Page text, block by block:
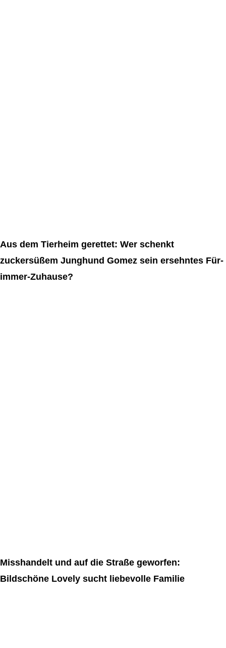
Aus dem Tierheim gerettet: Wer schenkt
zuckersüßem Junghund Gomez sein ersehntes Für-
immer-Zuhause?
Misshandelt und auf die Straße geworfen:
Bildschöne Lovely sucht liebevolle Familie